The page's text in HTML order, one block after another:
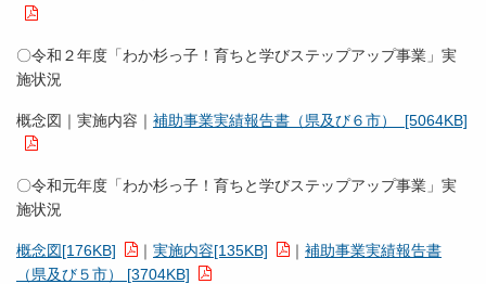
〇令和２年度「わか杉っ子！育ちと学びステップアップ事業」実
施状況
概念図｜実施内容｜ 補助事業実績報告書（県及び６市） [5064KB]
〇令和元年度「わか杉っ子！育ちと学びステップアップ事業」実
施状況
概念図[176KB] ｜ 実施内容[135KB] ｜ 補助事業実績報告書
（県及び５市） [3704KB]